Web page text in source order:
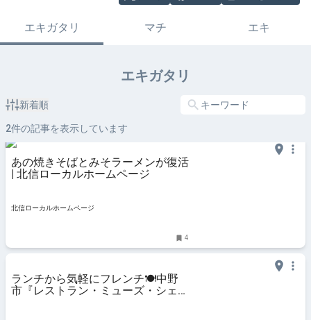
エキガタリ マチ エキ
エキガタリ
新着順
2件の記事を表示しています
あの焼きそばとみそラーメンが復活
| 北信ローカルホームページ
北信ローカルホームページ
4
ランチから気軽にフレンチ🍽️中野
市『レストラン・ミューズ・シェシ